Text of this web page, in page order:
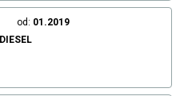
od: 01.2019
DIESEL